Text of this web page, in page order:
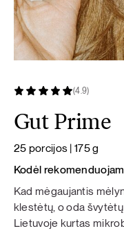
(4.9)
Gut Prime
25 porcijos | 175 g
Kodėl
Kad mėgaujantis
klestėtų, o oda
Lietuvoje kurtas